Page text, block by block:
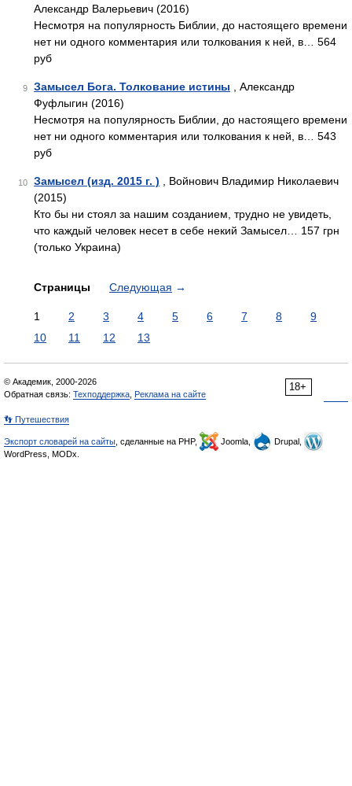
Александр Валерьевич (2016)
Несмотря на популярность Библии, до настоящего времени
нет ни одного комментария или толкования к ней, в… 564
руб
9 Замысел Бога. Толкование истины , Александр
Фуфлыгин (2016)
Несмотря на популярность Библии, до настоящего времени
нет ни одного комментария или толкования к ней, в… 543
руб
10 Замысел (изд. 2015 г. ) , Войнович Владимир Николаевич
(2015)
Кто бы ни стоял за нашим созданием, трудно не увидеть,
что каждый человек несет в себе некий Замысел… 157 грн
(только Украина)
Страницы Следующая →
1 2 3 4 5 6 7 8
9
10
11 12 13
18+
© Академик, 2000-2026
Обратная связь: Техподдержка Реклама на сайте
👣 Путешествия
Экспорт словарей на сайты , сделанные на PHP, Joomla,
Drupal,
WordPress, MODx.